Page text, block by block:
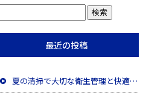
最近の投稿
夏の清掃で大切な衛生管理と快適な空間づくり